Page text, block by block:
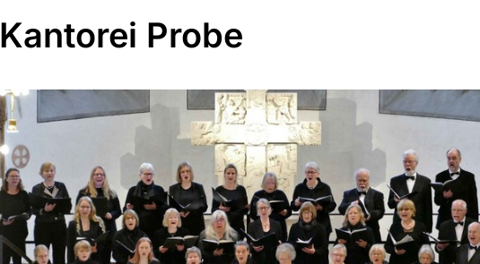
Kantorei Probe